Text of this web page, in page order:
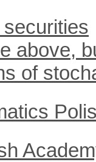
above,
of